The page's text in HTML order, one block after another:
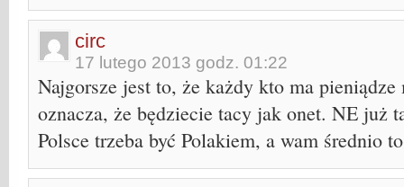
circ
17 lutego 2013 godz. 01:22
Najgorsze jest to, że każdy kto ma
oznacza, że będziecie tacy jak onet. NE już
Polsce trzeba być Polakiem, a wam średnio